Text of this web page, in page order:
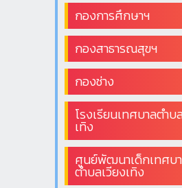
กองการศึกษาฯ
กองสาธารณสุขฯ
กองช่าง
โรงเรียนเทศบาลตำบ
เทิง
ศูนย์พัฒนาเด็กเทศบ
ตำบลเวียงเทิง